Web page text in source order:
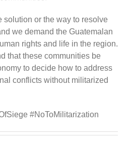
solution or the way to resolve
we demand the Guatemalan
rights and life in the region.
that these communities be
to decide how to address
conflicts without militarized
#NoToMilitarization